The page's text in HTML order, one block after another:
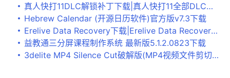
真人快打11DLC解锁补丁下载|真人快打11全部DLC解锁补丁 下载
Hebrew Calendar (开源日历软件)官方版v7.3下载
Erelive Data Recovery下载|Erelive Data Recovery(误删数据恢复软件) 官方版v5.2.0.0下载
益教通三分屏课程制作系统 最新版5.1.2.0823下载
3delite MP4 Silence Cut破解版(MP4视频文件剪切合并)v1.0.18免费版